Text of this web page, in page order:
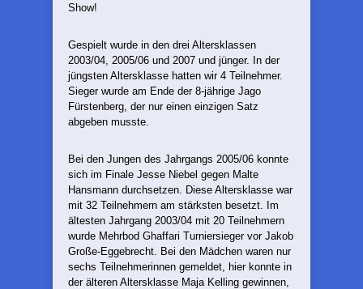
Show!
Gespielt wurde in den drei Altersklassen
2003/04, 2005/06 und 2007 und jünger. In der
jüngsten Altersklasse hatten wir 4 Teilnehmer.
Sieger wurde am Ende der 8-jährige Jago
Fürstenberg, der nur einen einzigen Satz
abgeben musste.
Bei den Jungen des Jahrgangs 2005/06 konnte
sich im Finale Jesse Niebel gegen Malte
Hansmann durchsetzen. Diese Altersklasse war
mit 32 Teilnehmern am stärksten besetzt. Im
ältesten Jahrgang 2003/04 mit 20 Teilnehmern
wurde Mehrbod Ghaffari Turniersieger vor Jakob
Große-Eggebrecht. Bei den Mädchen waren nur
sechs Teilnehmerinnen gemeldet, hier konnte in
der älteren Altersklasse Maja Kelling gewinnen,